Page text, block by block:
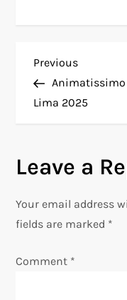
P
o
t
n
a
v
Previous
Post
Previous
Animatissimo
Lima 2025
Leave a
Your email address
fields are marked *
Comment *